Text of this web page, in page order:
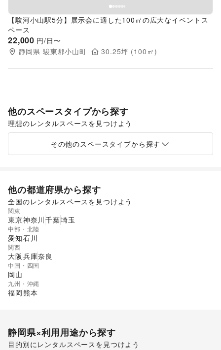
【駿河小山駅5分】展示会に適した100㎡の広大なイベントス
ペース
22,000 円/日〜
静岡県 駿東郡小山町 30.25坪 (100 ㎡)
他のスペースタイプから探す
理想のレンタルスペースを見つけよう
ショッピングモール
その他のスペースタイプから探す
他の都道府県から探す
全国のレンタルスペースを見つけよう
関東
東京神奈川 千葉埼玉
中部・北陸
愛知石川
関西
大阪 兵庫奈良
中国・四国
岡山
九州・沖縄
福岡熊本
静岡県×利用用途から探す
目的別にレンタルスペースを見つけよう